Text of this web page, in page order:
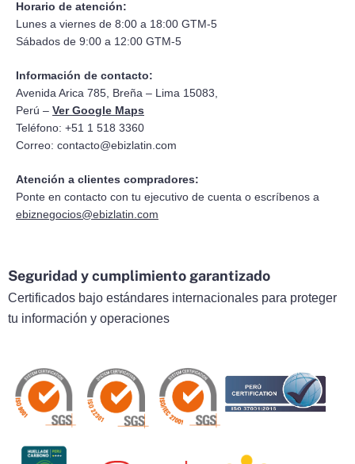
Horario de atención:
Lunes a viernes de 8:00 a 18:00 GTM-5
Sábados de 9:00 a 12:00 GTM-5
Información de contacto:
Avenida Arica 785, Breña – Lima 15083,
Perú – Ver Google Maps
Teléfono: +51 1 518 3360
Correo: contacto@ebizlatin.com
Atención a clientes compradores:
Ponte en contacto con tu ejecutivo de cuenta o escríbenos a
ebiznegocios@ebizlatin.com
Seguridad y cumplimiento garantizado
Certificados bajo estándares internacionales para proteger
tu información y operaciones